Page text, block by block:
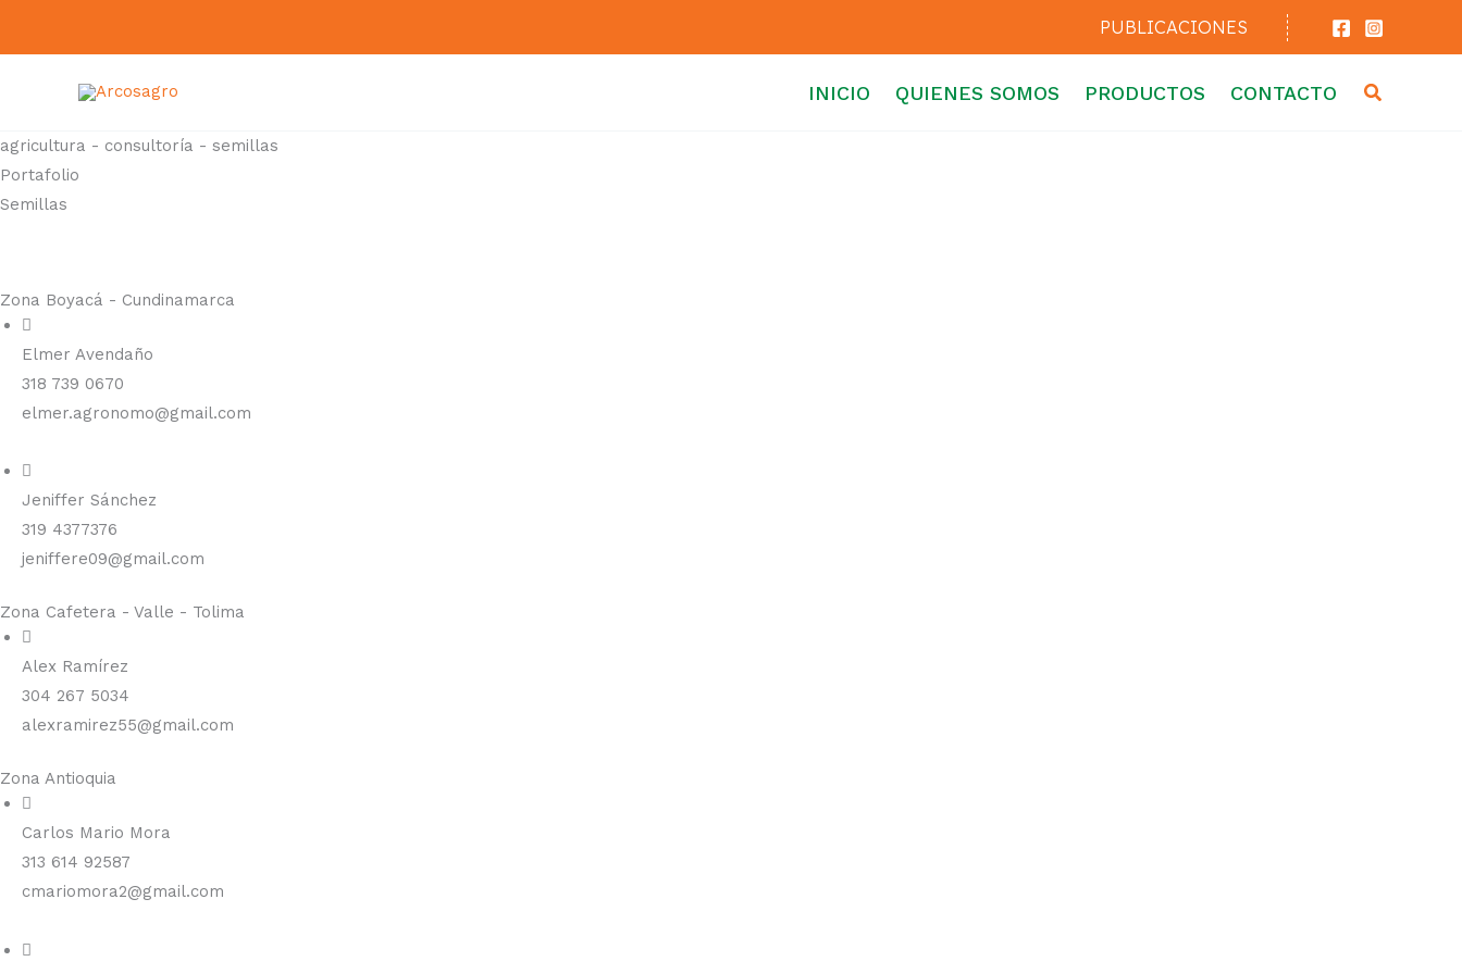
PUBLICACIONES
INICIO QUIENES SOMOS PRODUCTOS CONTACTO Buscar
agricultura - consultoría - semillas
Portafolio
Semillas
Zona Boyacá - Cundinamarca
Elmer Avendaño
318 739 0670
elmer.agronomo@gmail.com
Jeniffer Sánchez
319 4377376
jeniffere09@gmail.com
Zona Cafetera - Valle - Tolima
Alex Ramírez
304 267 5034
alexramirez55@gmail.com
Zona Antioquia
Carlos Mario Mora
313 614 92587
cmariomora2@gmail.com